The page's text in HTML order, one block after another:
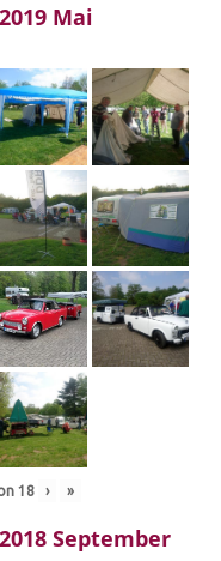
Mai
18 › »
September